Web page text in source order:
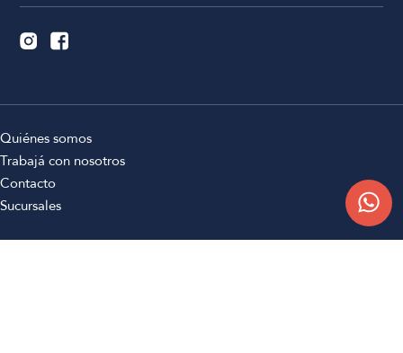
Quiénes somos
Trabajá con nosotros
Contacto
Sucursales